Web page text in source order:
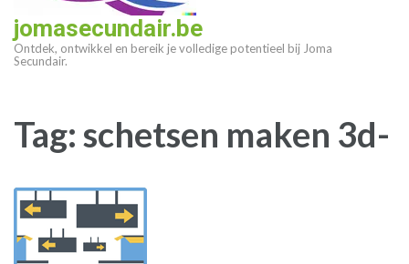
jomasecundair.be
Ontdek, ontwikkel en bereik je volledige potentieel bij Joma
Secundair.
Tag:schetsen maken 3d-